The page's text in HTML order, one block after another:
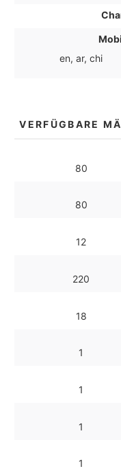
en, ar, chi
VERFÜGBARE
80
80
12
220
18
1
1
1
1